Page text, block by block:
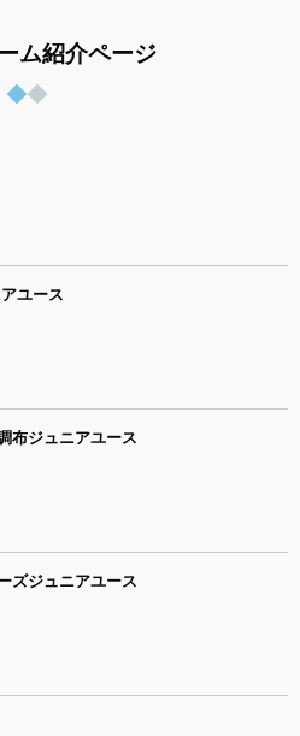
ム紹介ページ
ユース
布ジュニアユース
ズジュニアユース